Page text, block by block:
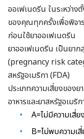
ออเฟเนดรีน ในระหว่า
ของคุณทุกครั้งเพื่อพิจา
ก่อนใช้ยาออเฟเนดรีน
ยาออเฟเนดรีน เป็นยาก
(pregnancy risk
สหรัฐอเมริกา (FDA)
ประเภทความเสี่ยงของ
อาหารและยาสหรัฐอเมริ
A=ไม่มีความเสี่ย
B=ไม่พบความเ